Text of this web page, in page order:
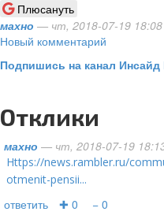
Плюсануть
махно — чт, 2018-07-19 18:08
Новый комментарий
Подпишись на канал Инсайд
Отклики
махно — чт, 2018-07-19
https://news.rambler.ru/community/40368902-kazaki-prosyat-
otmenit-pensii...
ответить ✚ 0 − 0